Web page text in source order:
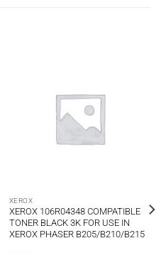
XEROX
XEROX 106R04348 COMPATIBLE
TONER BLACK 3K FOR USE IN
XEROX PHASER B205/B210/B215